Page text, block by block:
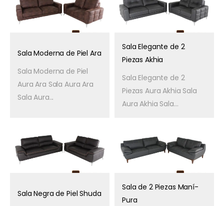
Sala Moderna de Piel Ara
Sala Moderna de Piel
Aura Ara Sala Aura Ara
Sala Aura...
Sala Elegante de 2
Piezas Akhia
Sala Elegante de 2
Piezas Aura Akhia Sala
Aura Akhia Sala...
Sala Negra de Piel Shuda
Sala de 2 Piezas Maní-
Pura